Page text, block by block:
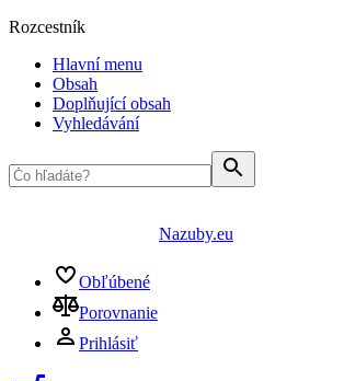
Rozcestník
Hlavní menu
Obsah
Doplňující obsah
Vyhledávání
Nazuby.eu
Obľúbené
Porovnanie
Prihlásiť